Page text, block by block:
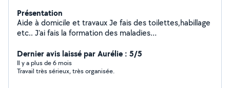
Présentation
Aide à domicile et travaux Je fais des toilettes,habillage
etc.. J'ai fais la formation des maladies
attestation il y 25 ans Attestation délivrée en 2010 Je
fais aussi de la garde occasionnelle d'enfants que soit
avec pathologies ou autres (nourrissons) je fais des
Dernier avis laissé par Aurélie : 5/5
Il y a plus de 6 mois
Travail très sérieux, très organisée.